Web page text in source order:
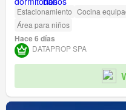
Estacionamiento Cocina
Área para niños
Hace 6 días
DATAPROP SPA